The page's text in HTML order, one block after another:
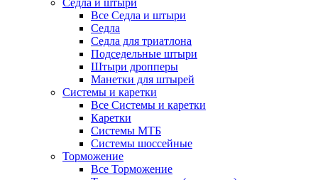
Седла и штыри
Все Седла и штыри
Седла
Седла для триатлона
Подседельные штыри
Штыри дропперы
Манетки для штырей
Системы и каретки
Все Системы и каретки
Каретки
Системы МТБ
Системы шоссейные
Торможение
Все Торможение